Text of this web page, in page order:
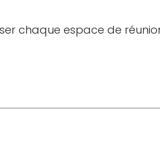
chaque espace de